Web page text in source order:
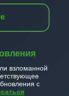
взломанной
с